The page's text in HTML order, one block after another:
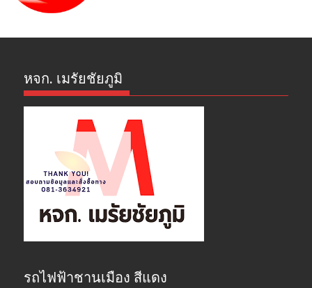
หจก. เมรัยชัยภูมิ
รถไฟฟ้าชานเมือง สีแดง